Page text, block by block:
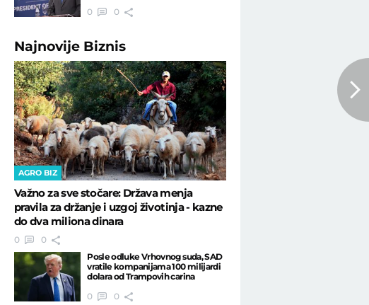
0
0
Najnovije Biznis
AGRO BIZ
Važno za sve stočare: Država menja
pravila za držanje i uzgoj životinja - kazne
do dva miliona dinara
0
0
Posle odluke Vrhovnog suda, SAD
vratile kompanijama 100 milijardi
dolara od Trampovih carina
0
0